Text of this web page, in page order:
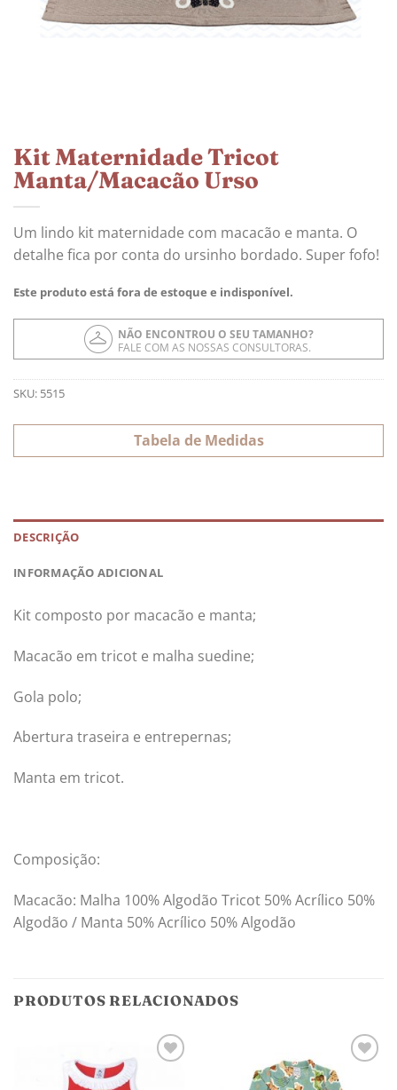
Kit Maternidade Tricot
Manta/Macacão Urso
Um lindo kit maternidade com macacão e manta. O
detalhe fica por conta do ursinho bordado. Super fofo!
Este produto está fora de estoque e indisponível.
NÃO ENCONTROU O SEU TAMANHO?
FALE COM AS NOSSAS CONSULTORAS.
SKU: 5515
Tabela de Medidas
DESCRIÇÃO
INFORMAÇÃO ADICIONAL
Kit composto por macacão e manta;
Macacão em tricot e malha suedine;
Gola polo;
Abertura traseira e entrepernas;
Manta em tricot.
Composição:
Macacão: Malha 100% Algodão Tricot 50% Acrílico 50%
Algodão / Manta 50% Acrílico 50% Algodão
PRODUTOS RELACIONADOS